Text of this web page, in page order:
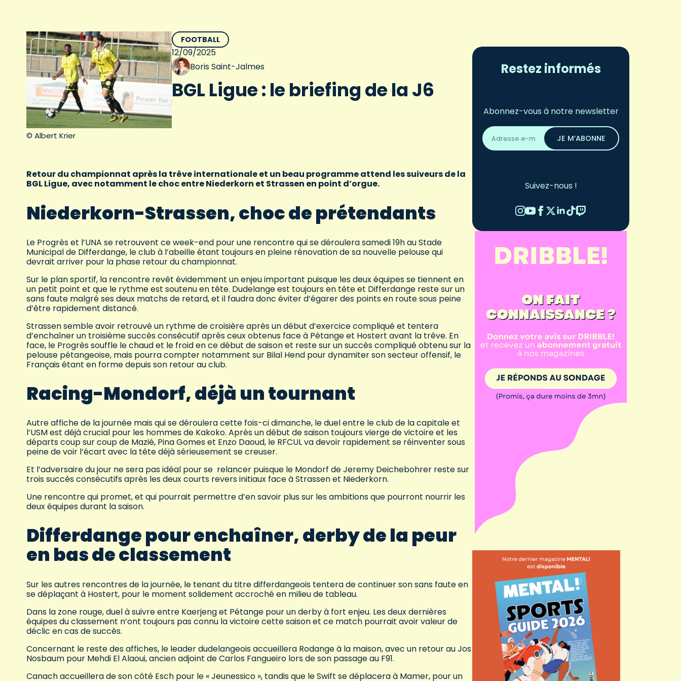
© Albert Krier
FOOTBALL
12/09/2025
Boris Saint-Jalmes
BGL Ligue : le briefing de la J6
Retour du championnat après la trêve internationale et un beau programme attend les suiveurs de la
BGL Ligue, avec notamment le choc entre Niederkorn et Strassen en point d’orgue.
Niederkorn-Strassen, choc de prétendants
Le Progrès et l’UNA se retrouvent ce week-end pour une rencontre qui se déroulera samedi 19h au Stade
Municipal de Differdange, le club à l’abeille étant toujours en pleine rénovation de sa nouvelle pelouse qui
devrait arriver pour la phase retour du championnat.
Sur le plan sportif, la rencontre revêt évidemment un enjeu important puisque les deux équipes se tiennent en
un petit point et que le rythme est soutenu en tête. Dudelange est toujours en tête et Differdange reste sur un
sans faute malgré ses deux matchs de retard, et il faudra donc éviter d’égarer des points en route sous peine
d’être rapidement distancé.
Strassen semble avoir retrouvé un rythme de croisière après un début d’exercice compliqué et tentera
d’enchaîner un troisième succès consécutif après ceux obtenus face à Pétange et Hostert avant la trêve. En
face, le Progrès souffle le chaud et le froid en ce début de saison et reste sur un succès compliqué obtenu sur la
pelouse pétangeoise, mais pourra compter notamment sur Bilal Hend pour dynamiter son secteur offensif, le
Français étant en forme depuis son retour au club.
Racing-Mondorf, déjà un tournant
Autre affiche de la journée mais qui se déroulera cette fois-ci dimanche, le duel entre le club de la capitale et
l’USM est déjà crucial pour les hommes de Kakoko. Après un début de saison toujours vierge de victoire et les
départs coup sur coup de Mazié, Pina Gomes et Enzo Daoud, le RFCUL va devoir rapidement se réinventer sous
peine de voir l’écart avec la tête déjà sérieusement se creuser.
Et l’adversaire du jour ne sera pas idéal pour se relancer puisque le Mondorf de Jeremy Deichebohrer reste sur
trois succès consécutifs après les deux courts revers initiaux face à Strassen et Niederkorn.
Une rencontre qui promet, et qui pourrait permettre d’en savoir plus sur les ambitions que pourront nourrir les
deux équipes durant la saison.
Differdange pour enchaîner, derby de la peur
en bas de classement
Sur les autres rencontres de la journée, le tenant du titre differdangeois tentera de continuer son sans faute en
se déplaçant à Hostert, pour le moment solidement accroché en milieu de tableau.
Dans la zone rouge, duel à suivre entre Kaerjeng et Pétange pour un derby à fort enjeu. Les deux dernières
équipes du classement n’ont toujours pas connu la victoire cette saison et ce match pourrait avoir valeur de
déclic en cas de succès.
Concernant le reste des affiches, le leader dudelangeois accueillera Rodange à la maison, avec un retour au Jos
Nosbaum pour Mehdi El Alaoui, ancien adjoint de Carlos Fangueiro lors de son passage au F91.
Canach accueillera de son côté Esch pour le « Jeunessico », tandis que le Swift se déplacera à Mamer, pour un
Restez informés
Abonnez-vous à notre newsletter
Adresse
email
*
JE M’ABONNE
Suivez-nous !